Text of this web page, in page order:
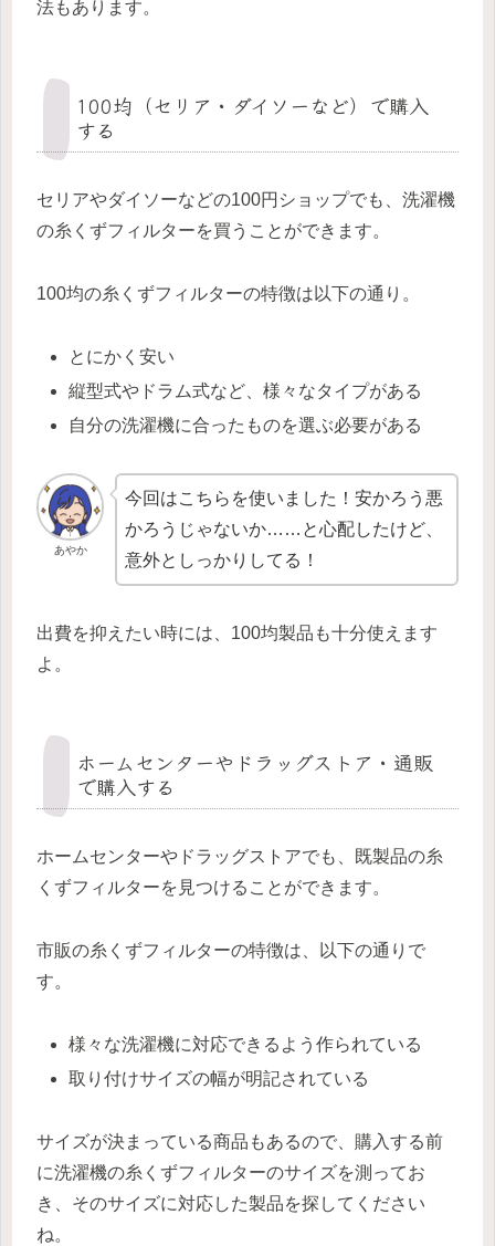
法もあります。
100均（セリア・ダイソーなど）で購入
する
セリアやダイソーなどの100円ショップでも、洗濯機
の糸くずフィルターを買うことができます。
100均の糸くずフィルターの特徴は以下の通り。
とにかく安い
縦型式やドラム式など、様々なタイプがある
自分の洗濯機に合ったものを選ぶ必要がある
あやか
今回はこちらを使いました！安かろう悪
かろうじゃないか……と心配したけど、
意外としっかりしてる！
出費を抑えたい時には、100均製品も十分使えます
よ。
ホームセンターやドラッグストア・通販
で購入する
ホームセンターやドラッグストアでも、既製品の糸
くずフィルターを見つけることができます。
市販の糸くずフィルターの特徴は、以下の通りで
す。
様々な洗濯機に対応できるよう作られている
取り付けサイズの幅が明記されている
サイズが決まっている商品もあるので、購入する前
に洗濯機の糸くずフィルターのサイズを測ってお
き、そのサイズに対応した製品を探してください
ね。